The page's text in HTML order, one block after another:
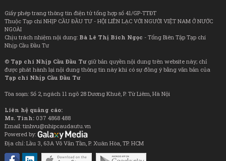
Giấy phép trang thông tin điện tử tổng hợp số 41/GP-TTĐT
Thuộc Tạp chí NHỊP CẦU ĐẦU TƯ - HỘI LIÊN LẠC VỚI NGƯỜI VIỆT NAM Ở NƯỚC
NGOÀI
Chịu trách nhiệm nội dung: Bà Lê Thị Bích Ngọc - Tổng Biên Tập Tạp chí
Nhịp Cầu Đầu Tư
© Tạp chí Nhịp Cầu Đầu Tưgiữ bản quyền nội dung trên website này; chỉ
được phát hành lại nội dung thông tin này khi có sự đồng ý bằng văn bản của
Tạp chí Nhịp Cầu Đầu Tư
Tòa soạn: Số 2, ngách 11 ngõ 28 Dương Khuê, P. Từ Liêm, Hà Nội
Liên hệ quảng cáo:
Ms. Tình: 037 4868 488
Email: tinhvu@nhipcaudautu.vn
Powered by:
Địa chỉ: Lầu 3, 63A Võ Văn Tần, P. Xuân Hòa, TP. HCM